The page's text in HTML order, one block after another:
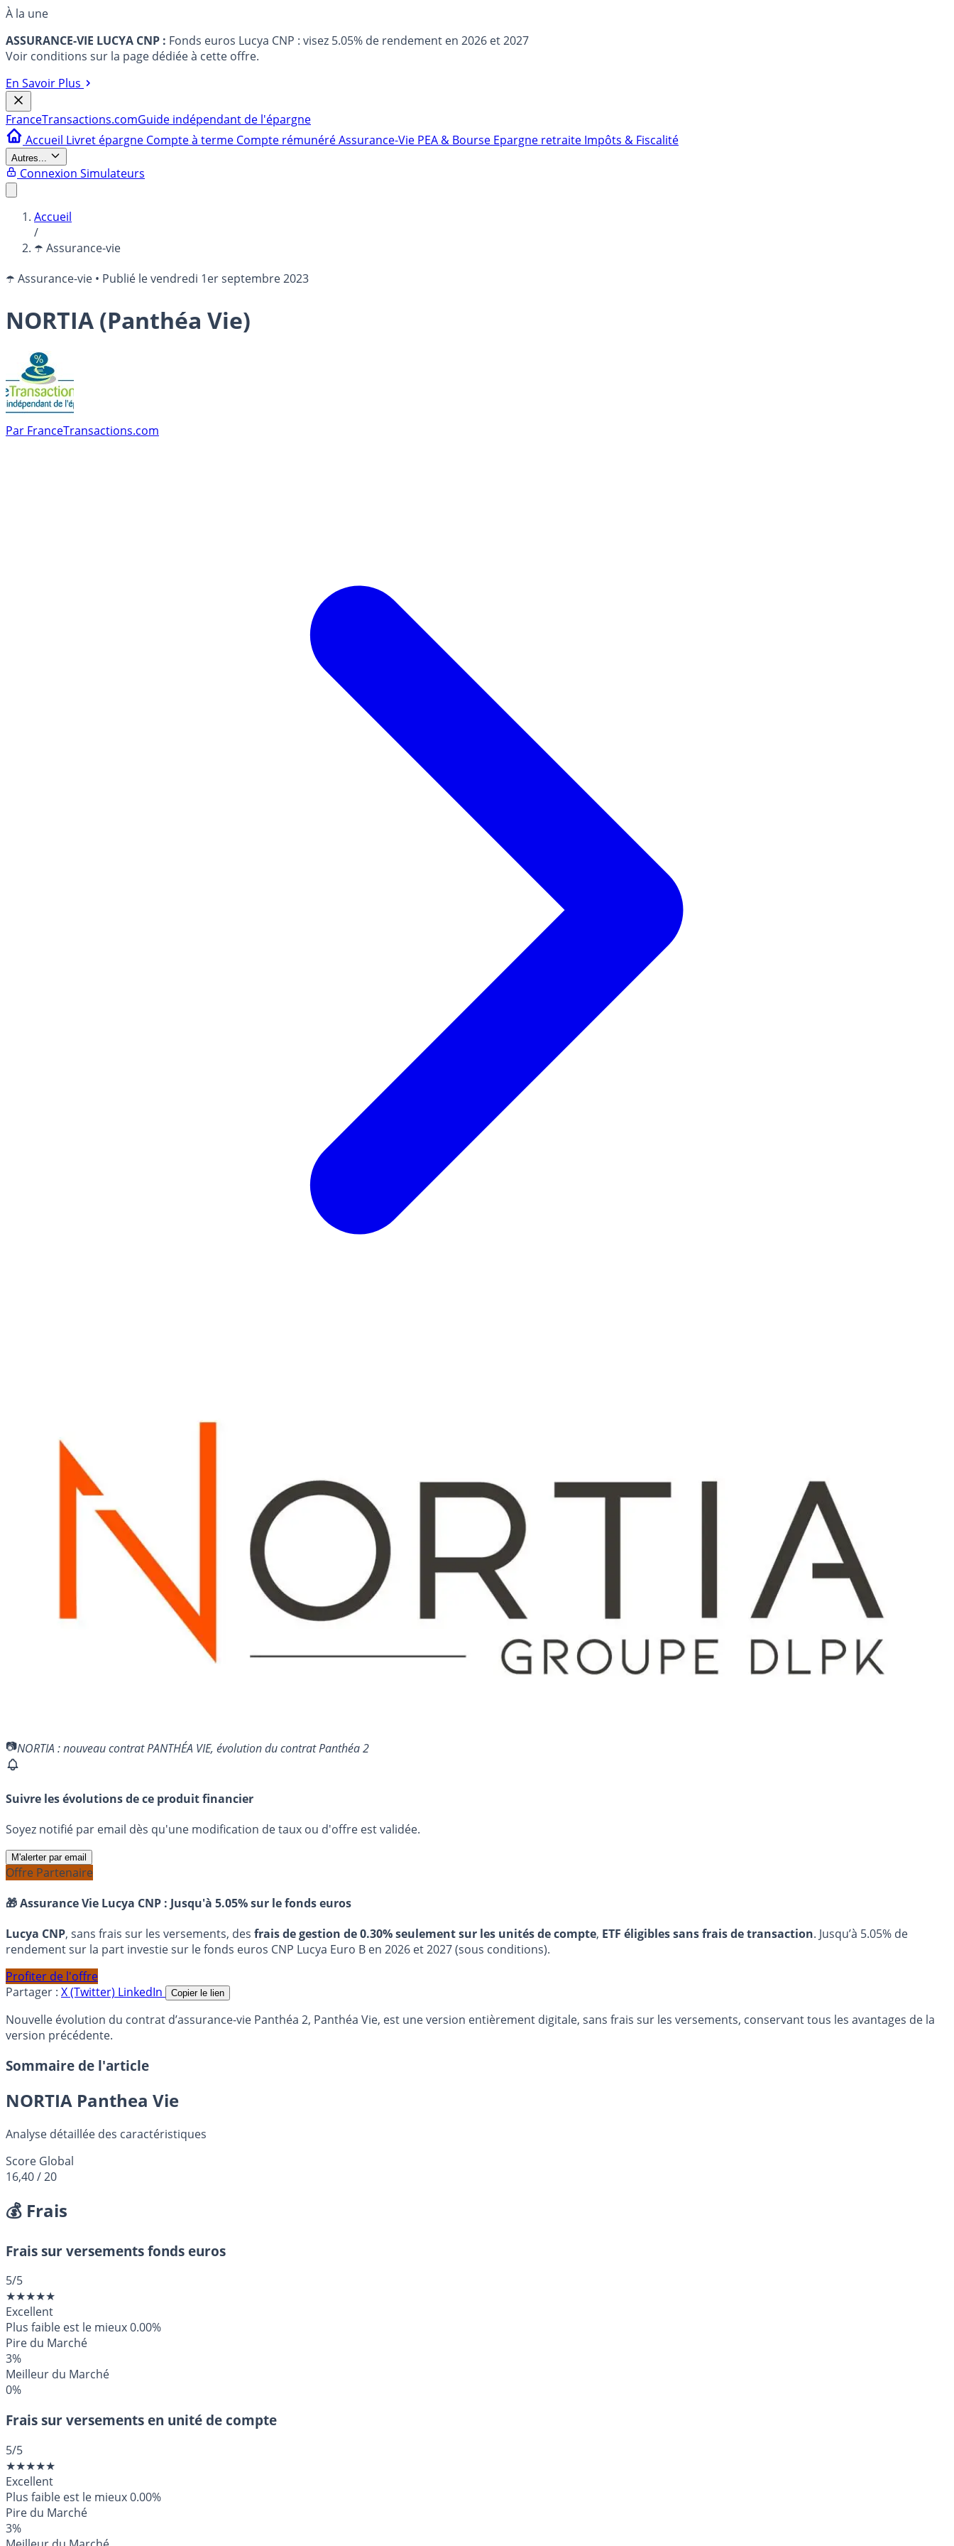
À la une
ASSURANCE-VIE LUCYA CNP : Fonds euros Lucya CNP : visez 5.05% de rendement en 2026 et 2027
Voir conditions sur la page dédiée à cette offre.
En Savoir Plus
FranceTransactions.comGuide indépendant de l'épargne
Accueil Livret épargne Compte à terme Compte rémunéréAssurance-Vie PEA & Bourse Epargne retraite Impôts & Fiscalité
Autres...
Connexion Simulateurs
Accueil
/
☂️ Assurance-vie
☂️ Assurance-vie • Publié levendredi 1er septembre 2023
NORTIA (Panthéa Vie)
Par FranceTransactions.com
NORTIA : nouveau contrat PANTHÉA VIE, évolution du contrat Panthéa 2
Suivre les évolutions de ce produit financier
Soyez notifié par email dès qu'une modification de taux ou d'offre est validée.
M'alerter par email
Offre Partenaire
🎁 Assurance Vie Lucya CNP : Jusqu'à 5.05% sur le fonds euros
Lucya CNP, sans frais sur les versements, des frais de gestion de 0.30% seulement sur les unités de compte, ETF éligibles sans frais de transaction. Jusqu’à 5.05% de
rendement sur la part investie sur le fonds euros CNP Lucya Euro B en 2026 et 2027 (sous conditions).
Profiter de l'offre
Partager : X (Twitter) LinkedIn Copier le lien
Nouvelle évolution du contrat d’assurance-vie Panthéa 2, Panthéa Vie, est une version entièrement digitale, sans frais sur les versements, conservant tous les avantages de la
version précédente.
Sommaire de l'article
NORTIA Panthea Vie
Analyse détaillée des caractéristiques
Score Global
16,40/ 20
💰 Frais
Frais sur versements fonds euros
5/5
★★★★★
Excellent
Plus faible est le mieux0.00%
Pire du Marché
3%
Meilleur du Marché
0%
Frais sur versements en unité de compte
5/5
★★★★★
Excellent
Plus faible est le mieux0.00%
Pire du Marché
3%